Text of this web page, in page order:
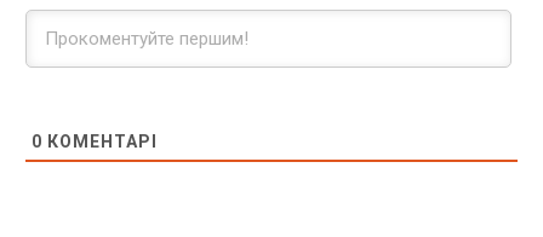
0 КОМЕНТАРІ